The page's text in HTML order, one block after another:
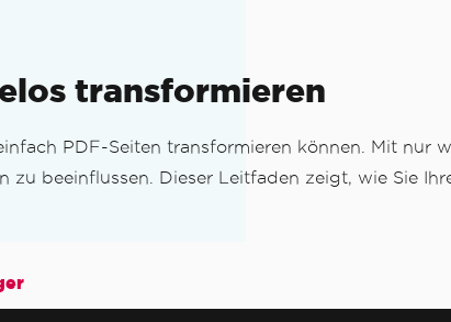
transformieren
PDF-Seiten transformieren können. Mit nur
zu beeinflussen. Dieser Leitfaden zeigt, wie Sie